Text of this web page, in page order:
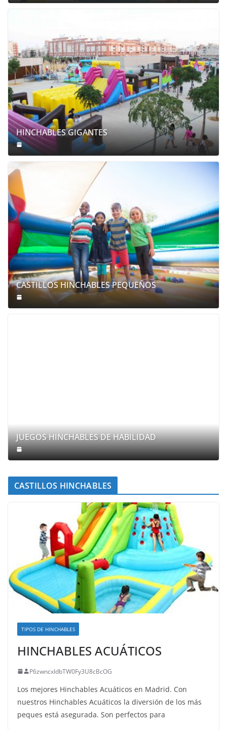
HINCHABLES GIGANTES
CASTILLOS HINCHABLES PEQUEÑOS
JUEGOS HINCHABLES DE HABILIDAD
CASTILLOS HINCHABLES
TIPOS DE HINCHABLES
HINCHABLES ACUÁTICOS
P6zwncxIdbTW0Fy3U8cBcOG
Los mejores Hinchables Acuáticos en Madrid. Con
nuestros Hinchables Acuáticos la diversión de los más
peques está asegurada. Son perfectos para